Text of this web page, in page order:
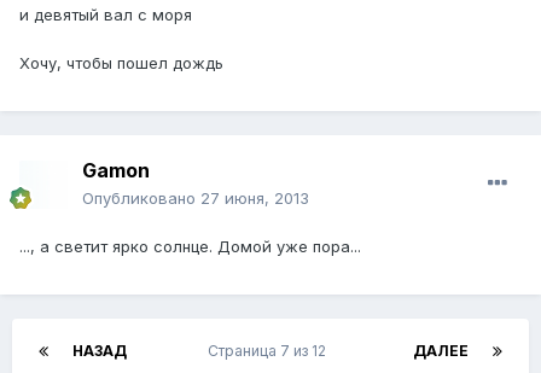
и девятый вал с моря
Хочу, чтобы пошел дождь
Gamon
Опубликовано 27 июня, 2013
..., а светит ярко солнце. Домой уже пора...
НАЗАД ДАЛЕЕ
Страница 7 из 12